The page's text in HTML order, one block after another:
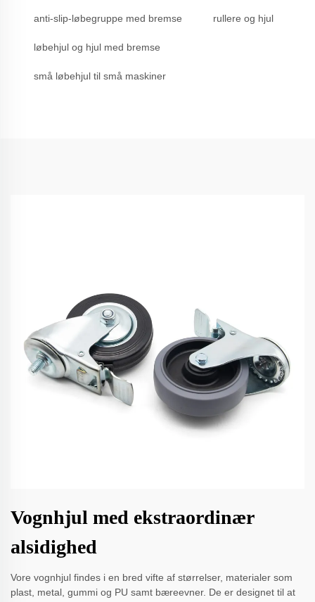
anti-slip-løbegruppe med bremse rullere og hjul
løbehjul og hjul med bremse
små løbehjul til små maskiner
Vognhjul med ekstraordinær
alsidighed
Vore vognhjul findes i en bred vifte af størrelser, materialer som
plast, metal, gummi og PU samt bæreevner. De er designet til at